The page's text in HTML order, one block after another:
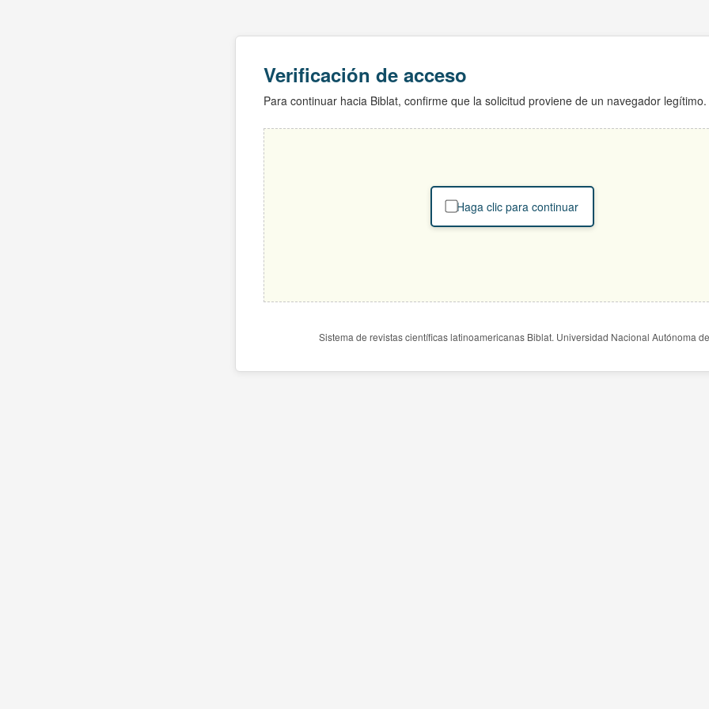
Verificación de acceso
Para continuar hacia Biblat, confirme que la solicitud proviene de un navegador legítimo.
Haga clic para continuar
Sistema de revistas científicas latinoamericanas Biblat. Universidad Nacional Autónoma